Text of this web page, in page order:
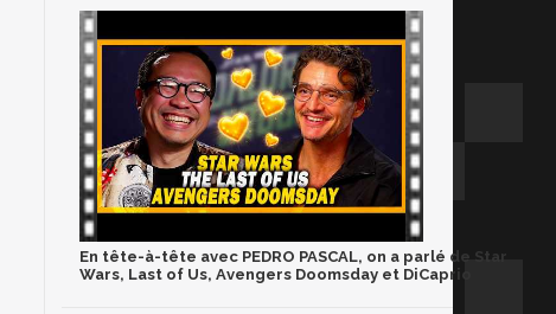
En tête-à-tête avec PEDRO PASCAL, on a parlé de Star
Wars, Last of Us, Avengers Doomsday et DiCaprio